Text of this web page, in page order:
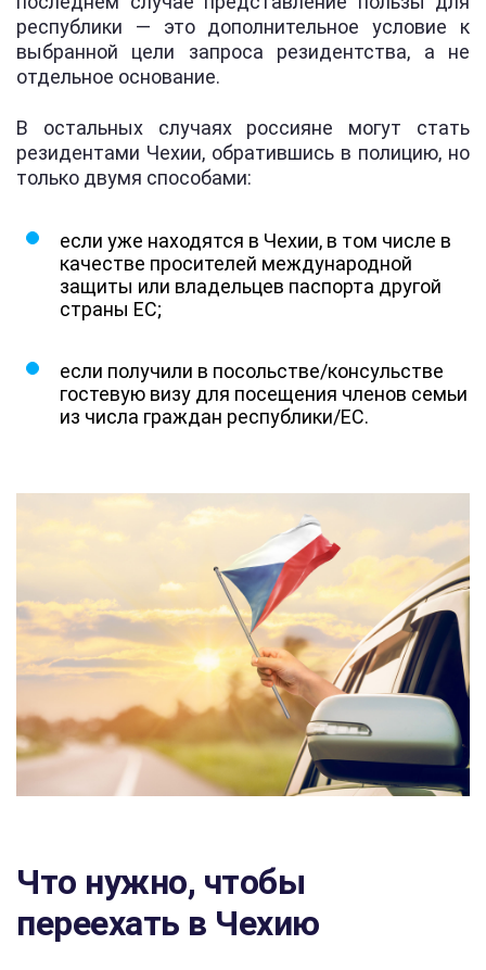
республики — это дополнительное условие к
выбранной цели запроса резидентства, а не
отдельное основание.
В остальных случаях россияне могут стать
резидентами Чехии, обратившись в полицию, но
только двумя способами:
если уже находятся в Чехии, в том числе в
качестве просителей международной
защиты или владельцев паспорта другой
страны ЕС;
если получили в посольстве/консульстве
гостевую визу для посещения членов семьи
из числа граждан республики/ЕС.
Что нужно, чтобы
переехать в Чехию